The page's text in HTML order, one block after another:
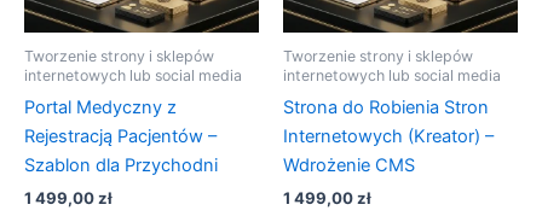
Tworzenie strony i sklepów
internetowych lub social media
Portal Medyczny z
Rejestracją Pacjentów –
Szablon dla Przychodni
1 499,00zł
Tworzenie strony i sklepów
internetowych lub social media
Strona do Robienia Stron
Internetowych (Kreator) –
Wdrożenie CMS
1 499,00zł